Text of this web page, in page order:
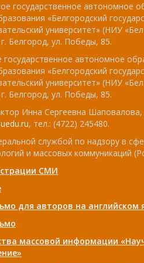
государственное автономное
«Белгородский
университет» (НИУ
Белгород, ул. Победы, 85.
автономное
«Белгородский
университет» (НИУ
Белгород, ул. Победы, 85.
Инна Сергеевна
, тел.: (4722) 245480.
службой по надзору в
и массовых коммуникаций
СМИ
для авторов на английском
массовой информации